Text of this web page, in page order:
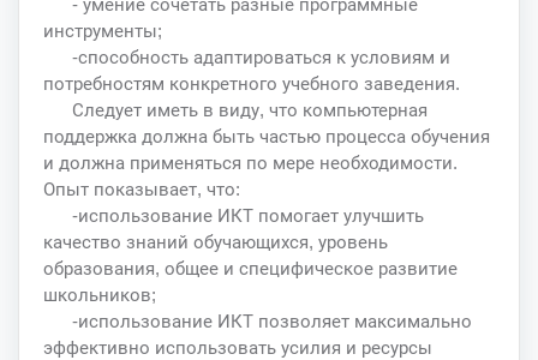
- умение сочетать разные программные
инструменты;
-способность адаптироваться к условиям и
потребностям конкретного учебного заведения.
Следует иметь в виду, что компьютерная
поддержка должна быть частью процесса обучения
и должна применяться по мере необходимости.
Опыт показывает, что:
-использование ИКТ помогает улучшить
качество знаний обучающихся, уровень
образования, общее и специфическое развитие
школьников;
-использование ИКТ позволяет максимально
эффективно использовать усилия и ресурсы